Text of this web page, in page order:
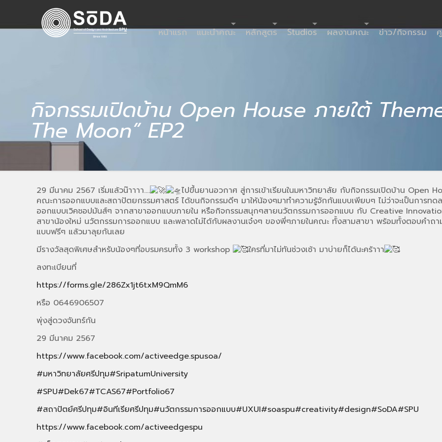
หน้าแรก แนะนำคณะ หลักสูตร Studios ผลงานคณะ ข่าว/กิจกรรม
กิจกรรมเปิดบ้าน Open House ภายใต้
The Moon” EP2
29 มีนาคม 2567 เริ่มแล้วน๊าาาา….
ไปขึ้นยานอวกาศ สู่การเข้าเรียนในมหาวิทยาลัย กับกิจกรรมเปิดบ้าน Open
คณะการออกแบบและสถาปัตยกรรมศาสตร์ ได้ขนกิจกรรมดีๆ มาให้น้องๆมาทำความรู้จักกันแบบเพียบๆ ไม่ว่าจะเป็นการ
ออกแบบเวิคชอปมันส์ๆ จากสาขาออกแบบภายใน หรือกิจกรรมสนุกๆสายนวัตกรรมการออกแบบ กับ Creative
สาขาน้องใหม่ นวัตกรรมการออกแบบ และพลาดไม่ได้กับผลงานเจ๋งๆ ของพี่ๆภายในคณะ ทั้งสามสาขา พร้อมทั้งตอบคำถา
แบบฟรีๆ แล้วมาลุยกันเลย
มีรางวัลสุดพิเศษสำหรับน้องๆที่อบรมครบทั้ง 3 workshop
ใครที่มาไม่ทันช่วงเช้า มาบ่ายก็ได้นะคร้าาา
ลงทะเบียนที่
https://forms.gle/286Zx1jt6txM9QmM6
หรือ 0646906507
พุ่งสู่ดวงจันทร์กัน
29 มีนาคม 2567
https://www.facebook.com/activeedge.spusoa/
#มหาวิทยาลัยศรีปทุม#SripatumUniversity
#SPU#Dek67#TCAS67#Portfolio67
#สถาปัตย์ศรีปทุม#อินทีเรียศรีปทุม#นวัตกรรมการออกแบบ#UXUI#soaspu#creativity#design#SoDA#SPU
https://www.facebook.com/activeedgespu